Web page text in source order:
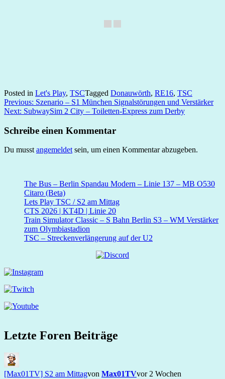
Posted in Let's Play, TSCTagged Donauwörth, RE16, TSC
Beitragsnavigation
Previous: Szenario – S1 München Signalstörungen und Verstärker
Next: SubwaySim 2 City – Toiletten-Express zum Derby
Schreibe einen Kommentar
Du musst angemeldet sein, um einen Kommentar abzugeben.
The Bus – Berlin Spandau Modern – Linie 137 – MB O530
Citaro (Beta)
Lets Play TSC / S2 am Mittag
CTS 2026 | KT4D | Linie 20
Train Simulator Classic – S Bahn Berlin S3 – WM Verstärker
zum Olymbiastadion
TSC – Streckenverlängerung auf der U2
Letzte Foren Beiträge
[Max01TV] S2 am Mittagvon Max01TVvor 2 Wochen